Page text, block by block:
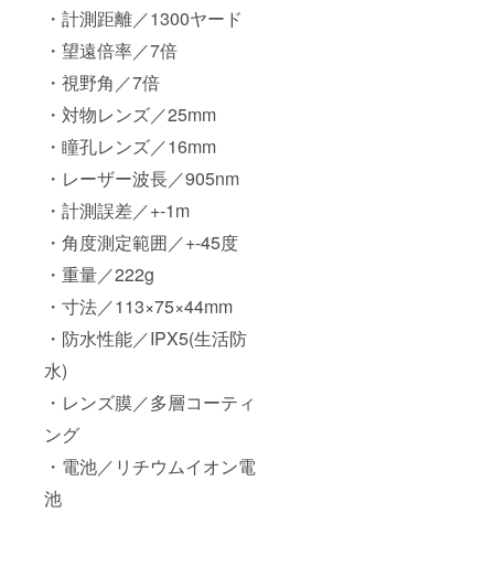
・計測距離／1300ヤード
・望遠倍率／7倍
・視野角／7倍
・対物レンズ／25mm
・瞳孔レンズ／16mm
・レーザー波長／905nm
・計測誤差／+-1m
・角度測定範囲／+-45度
・重量／222g
・寸法／113×75×44mm
・防水性能／IPX5(生活防
水)
・レンズ膜／多層コーティ
ング
・電池／リチウムイオン電
池